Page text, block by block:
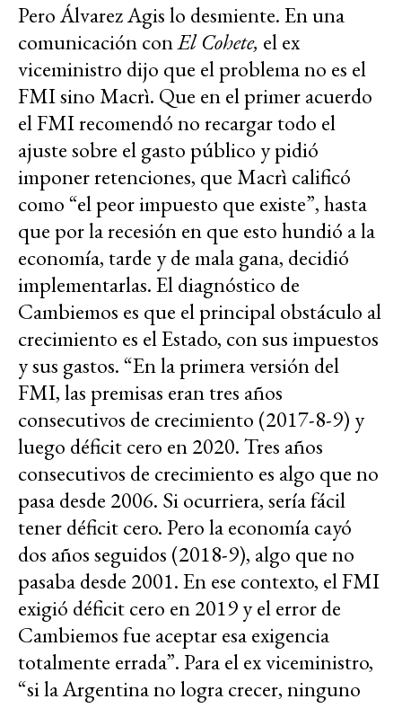
Pero Álvarez Agis lo desmiente. En una
comunicación conEl Cohete, el ex
viceministro dijo que el problema no es el
FMI sino Macrì. Que en el primer acuerdo
el FMI recomendó no recargar todo el
ajuste sobre el gasto público y pidió
imponer retenciones, que Macrì calificó
como “el peor impuesto que existe”, hasta
que por la recesión en que esto hundió a la
economía, tarde y de mala gana, decidió
implementarlas. El diagnóstico de
Cambiemos es que el principal obstáculo al
crecimiento es el Estado, con sus impuestos
y sus gastos. “En la primera versión del
FMI, las premisas eran tres años
consecutivos de crecimiento (2017-8-9) y
luego déficit cero en 2020. Tres años
consecutivos de crecimiento es algo que no
pasa desde 2006. Si ocurriera, sería fácil
tener déficit cero. Pero la economía cayó
dos años seguidos (2018-9), algo que no
pasaba desde 2001. En ese contexto, el FMI
exigió déficit cero en 2019 y el error de
Cambiemos fue aceptar esa exigencia
totalmente errada”. Para el ex viceministro,
“si la Argentina no logra crecer, ninguno